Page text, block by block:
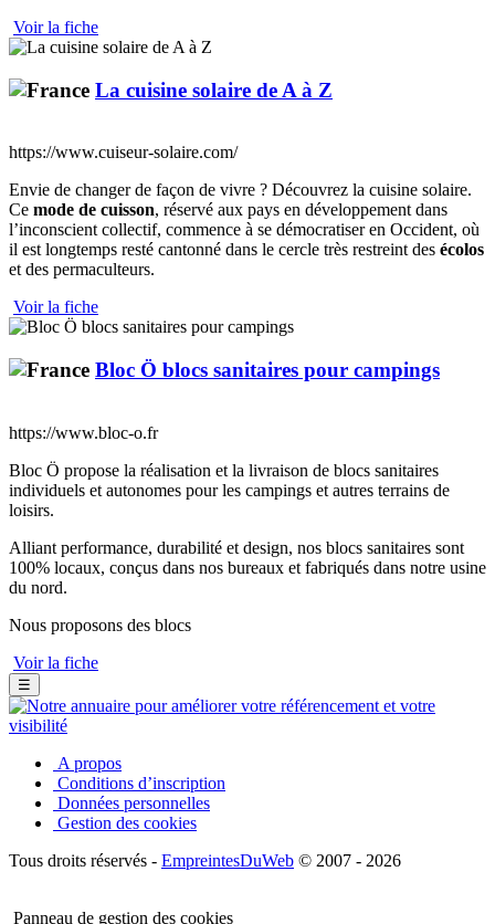
Voir la fiche
La cuisine solaire de A à Z
https://www.cuiseur-solaire.com/
Envie de changer de façon de vivre ? Découvrez la cuisine solaire.
Ce mode de cuisson, réservé aux pays en développement dans
l’inconscient collectif, commence à se démocratiser en Occident, où
il est longtemps resté cantonné dans le cercle très restreint des écolos
et des permaculteurs.
Voir la fiche
Bloc Ö blocs sanitaires pour campings
https://www.bloc-o.fr
Bloc Ö propose la réalisation et la livraison de blocs sanitaires
individuels et autonomes pour les campings et autres terrains de
loisirs.
Alliant performance, durabilité et design, nos blocs sanitaires sont
100% locaux, conçus dans nos bureaux et fabriqués dans notre usine
du nord.
Nous proposons des blocs
Voir la fiche
☰
A propos
Conditions d’inscription
Données personnelles
Gestion des cookies
Tous droits réservés - EmpreintesDuWeb © 2007 - 2026
Panneau de gestion des cookies